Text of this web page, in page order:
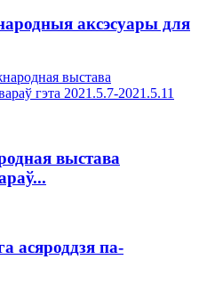
аксэсуары для
выстава
асяроддзя па-